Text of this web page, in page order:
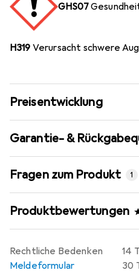
GHS07
H319 Verursacht schwere
Preisentwicklung
Garantie- &
Fragen zum Produkt 1
Produktbewertungen
14
30
Rechtliche Bedenken
Meldeformular